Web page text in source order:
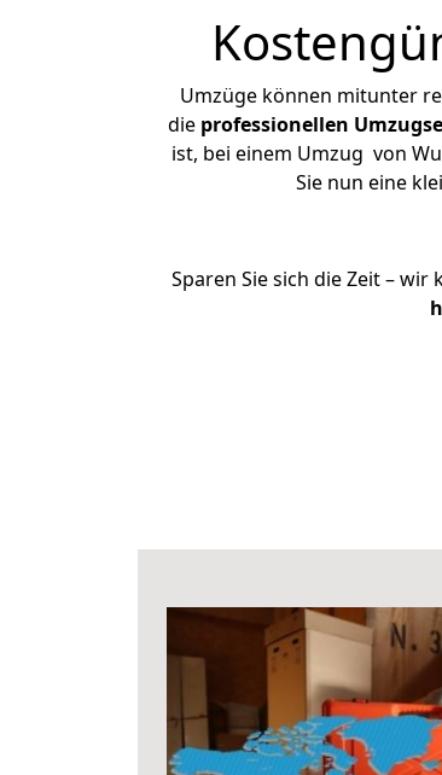
Umzüge können mitunter
die professionellen
ist, bei einem Umzug von
Sie nun eine
Sparen Sie sich die Zeit –